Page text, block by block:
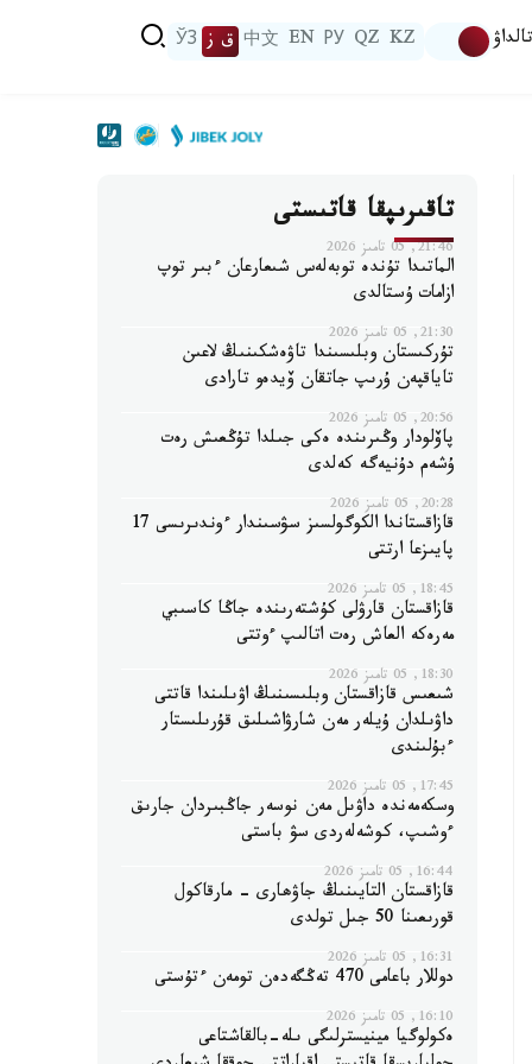
تالداۋ KZ
QZ
РУ
EN
中文 ق ز ЎЗ
تاقىرىپقا قاتىستى
21:46, 05 تامىز 2026
الماتىدا تۇندە توبەلەس شىعارعان ءبىر توپ
ازامات ۇستالدى
21:30, 05 تامىز 2026
تۇركىستان وبلىسىندا تاۋەشكىنىڭ لاعىن
تاياقپەن ۇرىپ جاتقان ۆيدەو تارادى
20:56, 05 تامىز 2026
پاۆلودار وڭىرىندە ەكى جىلدا تۇڭعىش رەت
ۇشەم دۇنيەگە كەلدى
20:28, 05 تامىز 2026
قازاقستاندا الكوگولسىز سۋسىندار ءوندىرىسى 17
پايىزعا ارتتى
18:45, 05 تامىز 2026
قازاقستان قارۋلى كۇشتەرىندە جاڭا كاسىبي
مەرەكە العاش رەت اتالىپ ءوتتى
18:30, 05 تامىز 2026
شىعىس قازاقستان وبلىسىنىڭ اۋىلىندا قاتتى
داۋىلدان ۇيلەر مەن شارۋاشىلىق قۇرىلىستار
ءبۇلىندى
17:45, 05 تامىز 2026
وسكەمەندە داۋىل مەن نوسەر جاڭبىردان جارىق
ءوشىپ، كوشەلەردى سۋ باستى
16:44, 05 تامىز 2026
قازاقستان التايىنىڭ جاۋھارى - مارقاكول
قورىعىنا 50 جىل تولدى
16:31, 05 تامىز 2026
دوللار باعامى 470 تەڭگەدەن تومەن ءتۇستى
16:10, 05 تامىز 2026
ەكولوگيا مينيسترلىگى ىلە-بالقاشتاعى